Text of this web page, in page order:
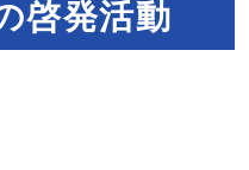
啓発活動